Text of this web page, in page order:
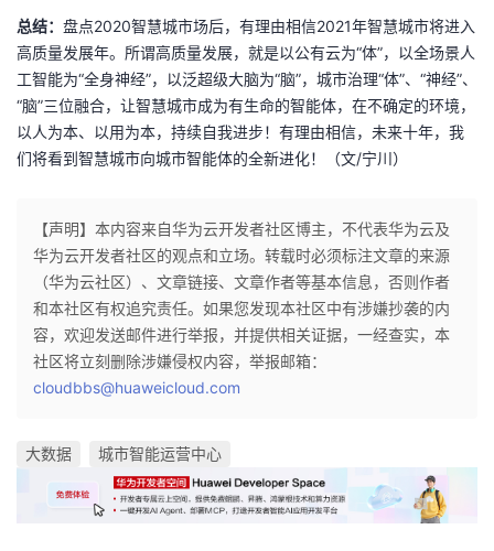
总结： 盘点2020智慧城市场后，有理由相信2021年智慧城市将进入
高质量发展年。所谓高质量发展，就是以公有云为“体”，以全场景人
工智能为“全身神经”，以泛超级大脑为“脑”，城市治理“体”、“神经”、
“脑”三位融合，让智慧城市成为有生命的智能体，在不确定的环境，
以人为本、以用为本，持续自我进步！有理由相信，未来十年，我
们将看到智慧城市向城市智能体的全新进化！（文/宁川）
【声明】本内容来自华为云开发者社区博主，不代表华为云及
华为云开发者社区的观点和立场。转载时必须标注文章的来源
（华为云社区）、文章链接、文章作者等基本信息，否则作者
和本社区有权追究责任。如果您发现本社区中有涉嫌抄袭的内
容，欢迎发送邮件进行举报，并提供相关证据，一经查实，本
社区将立刻删除涉嫌侵权内容，举报邮箱：
cloudbbs@huaweicloud.com
大数据 城市智能运营中心